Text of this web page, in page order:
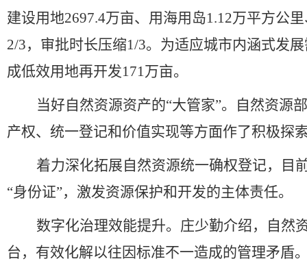
建设用地2697.4万亩、用海用岛1.12万平方公
2/3，审批时长压缩1/3。为适应城市内涵式发
成低效用地再开发171万亩。
当好自然资源资产的“大管家”。自然资源
产权、统一登记和价值实现等方面作了积极探
着力深化拓展自然资源统一确权登记，目
“身份证”，激发资源保护和开发的主体责任。
数字化治理效能提升。庄少勤介绍，自然
台，有效化解以往因标准不一造成的管理矛盾